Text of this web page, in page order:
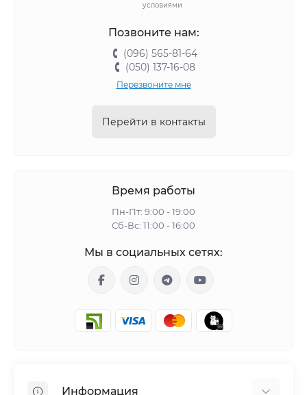
условиями
Позвоните нам:
(096) 565-81-64
(050) 137-16-08
Перезвоните мне
Перейти в контакты
Время работы
Пн-Пт: 9:00 - 19:00
Сб-Вс: 11:00 - 16:00
Мы в социальных сетях:
Информация